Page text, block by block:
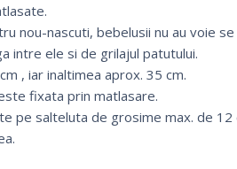
nou-nascuti, bebelusii nu au voie
intre ele si de grilajul patutului.
, iar inaltimea aprox. 35 cm.
fixata prin matlasare.
pe salteluta de grosime max. de 12